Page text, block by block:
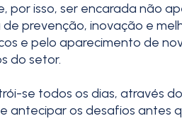
por isso, ser encarada não
prevenção, inovação e
e pelo aparecimento de
do setor.
se todos os dias, através
antecipar os desafios antes